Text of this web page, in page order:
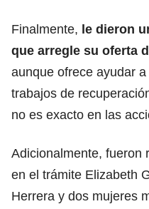
Finalmente, le dieron
que arregle su oferta
aunque ofrece ayudar
trabajos de
no es exacto en las
Adicionalmente, fueron
en el trámite Elizabeth
Herrera y dos mujeres